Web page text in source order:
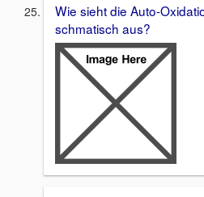
Wie sieht die Auto-
schmatisch aus?